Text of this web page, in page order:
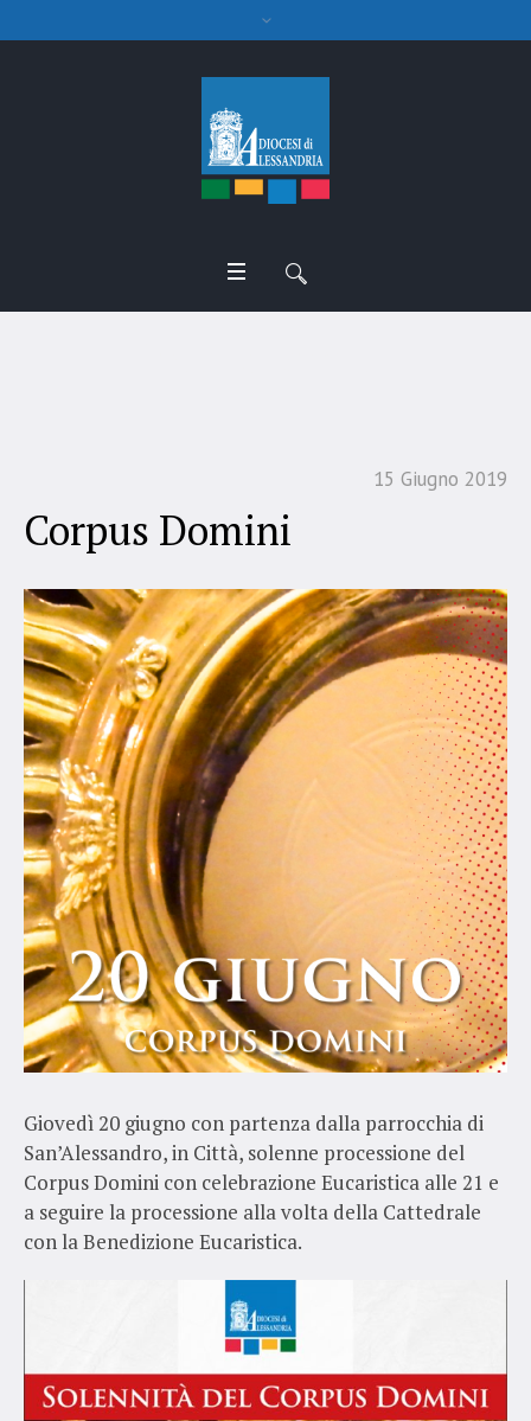
15 Giugno 2019
Corpus Domini
Giovedì 20 giugno con partenza dalla parrocchia di
San’Alessandro, in Città, solenne processione del
Corpus Domini con celebrazione Eucaristica alle 21 e
a seguire la processione alla volta della Cattedrale
con la Benedizione Eucaristica.